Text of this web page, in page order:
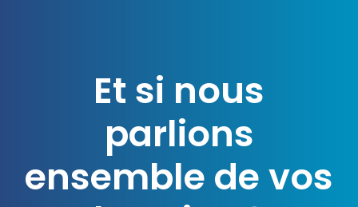
Et si nous
parlions
ensemble de vos